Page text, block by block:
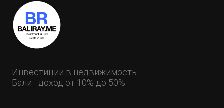
Инвестиции в недвижимость
Бали - доход от 10% до 50%